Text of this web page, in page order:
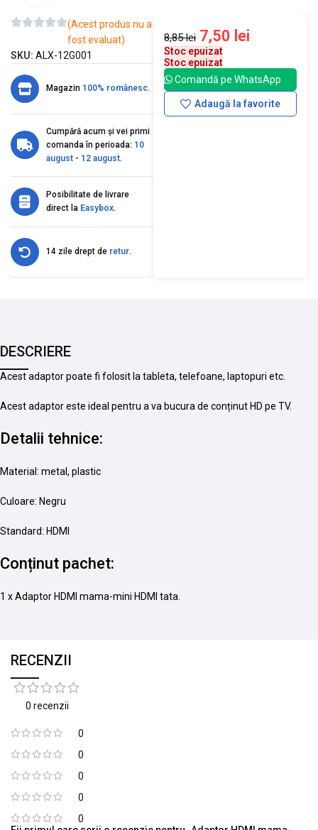
(Acest produs nu a
fost evaluat)
SKU: ALX-12G001
Magazin 100% românesc.
Cumpără acum și vei primi
comanda în perioada: 10
august - 12 august.
Posibilitate de livrare
direct la Easybox.
14 zile drept de retur.
8,85lei 7,50 lei
Stoc epuizat
Stoc epuizat
Comandă pe WhatsApp
Adaugă la favorite
DESCRIERE
Acest adaptor poate fi folosit la tableta, telefoane, laptopuri etc.
Acest adaptor este ideal pentru a va bucura de conținut HD pe TV.
Detalii tehnice:
Material: metal, plastic
Culoare: Negru
Standard: HDMI
Conținut pachet:
1 x Adaptor HDMI mama-mini HDMI tata.
RECENZII
0 recenzii
0
0
0
0
0